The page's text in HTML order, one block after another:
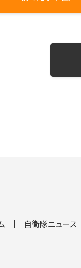
自衛隊ニュース